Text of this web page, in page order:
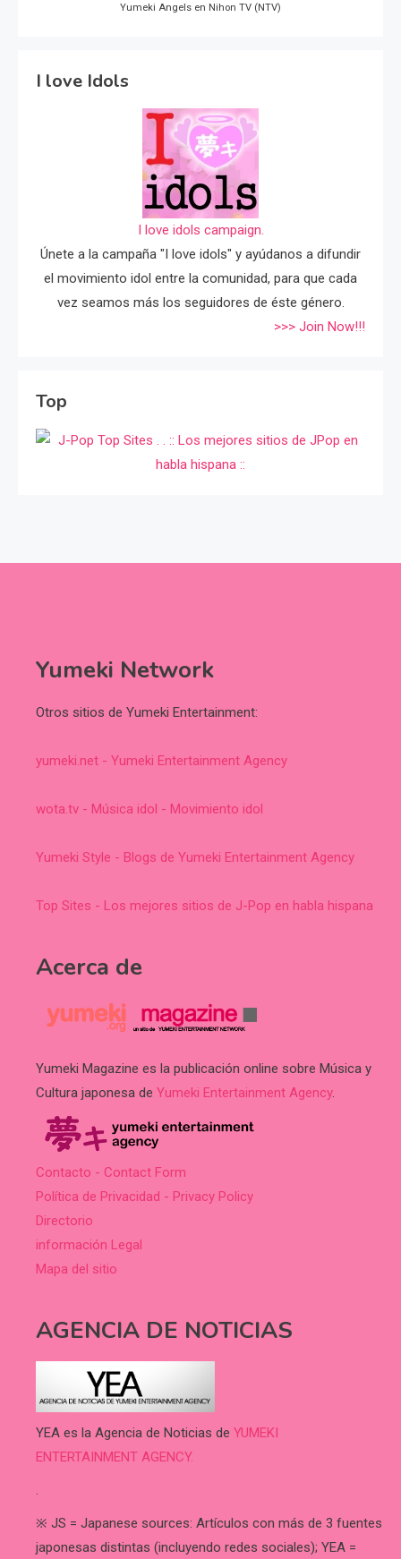
Yumeki Angels en Nihon TV (NTV)
I love Idols
I love idols campaign.
Únete a la campaña "I love idols" y ayúdanos a difundir
el movimiento idol entre la comunidad, para que cada
vez seamos más los seguidores de éste género.
>>> Join Now!!!
Top
Yumeki Network
Otros sitios de Yumeki Entertainment:
yumeki.net - Yumeki Entertainment Agency
wota.tv - Música idol - Movimiento idol
Yumeki Style - Blogs de Yumeki Entertainment Agency
Top Sites - Los mejores sitios de J-Pop en habla hispana
Acerca de
Yumeki Magazine es la publicación online sobre Música y
Cultura japonesa de Yumeki Entertainment Agency.
Contacto - Contact Form
Política de Privacidad - Privacy Policy
Directorio
información Legal
Mapa del sitio
AGENCIA DE NOTICIAS
YEA es la Agencia de Noticias de YUMEKI
ENTERTAINMENT AGENCY.
.
※ JS = Japanese sources: Artículos con más de 3 fuentes
japonesas distintas (incluyendo redes sociales); YEA =